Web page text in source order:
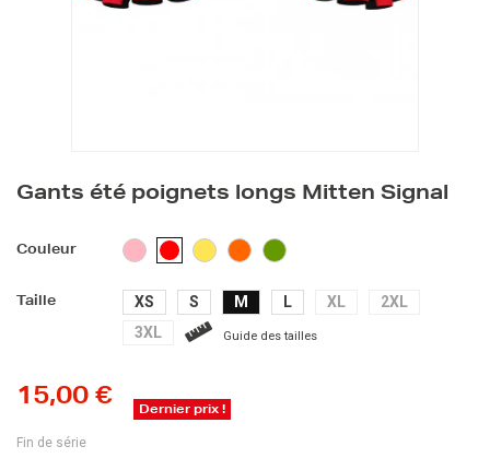
Gants été poignets longs Mitten Signal
Couleur ROSEROUGEJAUNEORANGEVERT
Taille XS S M L XL
2XL
3XL
Guide des tailles
15,00 € Dernier prix !
Fin de série